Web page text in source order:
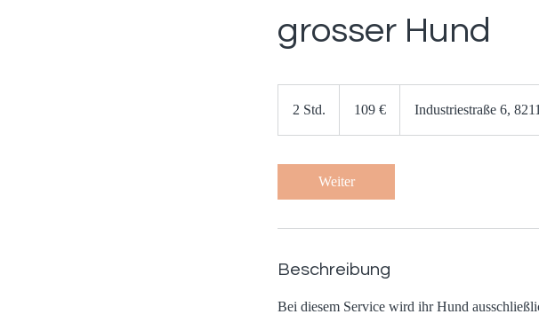
grosser Hund
2 Std.
d
109 € Industriestraße 6,
Weiter
Beschreibung
Bei diesem Service wird ihr Hund